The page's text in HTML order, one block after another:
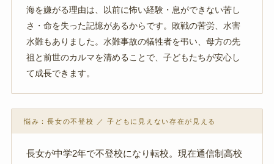
海を嫌がる理由は、以前に怖い経験・息ができない苦し
さ・命を失った記憶があるからです。敗戦の苦労、水害
水難もありました。水難事故の犠牲者を弔い、母方の先
祖と前世のカルマを清めることで、子どもたちが安心し
て成長できます。
悩み：長女の不登校 ／ 子どもに見えない存在が見える
長女が中学2年で不登校になり転校。現在通信制高校